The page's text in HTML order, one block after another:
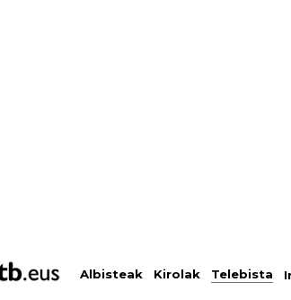
Albisteak Kirolak Telebista